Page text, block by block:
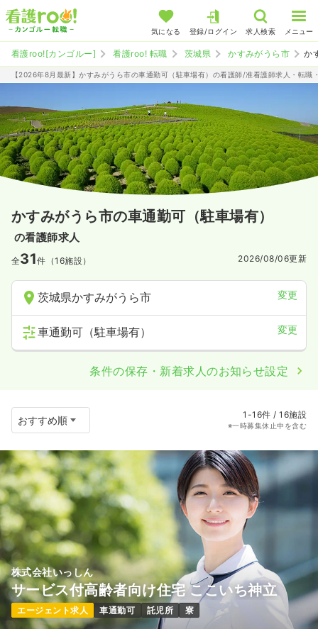
気になる 登録/ログイン 求人検索 メニュー
看護roo![カンゴルー] 看護roo! 転職 茨城県 かすみがうら市 か
【2026年8月最新】かすみがうら市の車通勤可（駐車場有）の看護師/准看護師求人・転職
かすみがうら市の車通勤可（駐車場有）
の看護師求人
全31件（16施設） 2026/08/06更新
茨城県かすみがうら市 変更
車通勤可（駐車場有） 変更
条件の保存・新着求人のお知らせ設定
1-16件 / 16施設
※一時募集休止中を含む
株式会社いっしん
サービス付高齢者向け住宅 ここいち神立
エージェント求人 車通勤可 託児所 寮